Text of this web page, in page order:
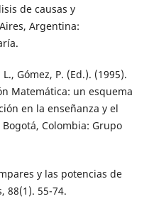
de causas y
Argentina:
Gómez, P. (Ed.). (1995).
Matemática: un esquema
en la enseñanza y el
Colombia: Grupo
y las potencias de
88(1). 55-74.